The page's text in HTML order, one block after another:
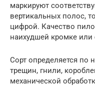
маркируют
вертикальных полос,
цифрой. Качество
наихудшей кромке или
Сорт определяется по
трещин, гнили,
механической